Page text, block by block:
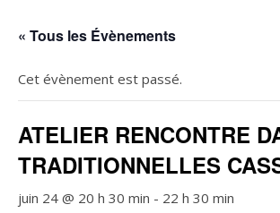
« Tous les Évènements
Cet évènement est passé.
ATELIER RENCONTRE
TRADITIONNELLES
juin 24 @ 20 h 30 min - 22 h 30 min